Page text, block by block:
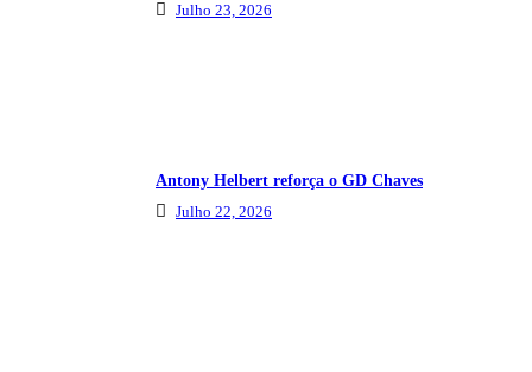
Julho 23, 2026
Antony Helbert reforça o GD Chaves
Julho 22, 2026